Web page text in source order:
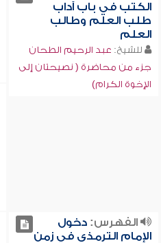
الكتب في باب آداب
طلب العلم وطالب
العلم
للشيخ: عبد الرحيم الطحان
جزء من محاضرة ( نصيحتان إلى
الإخوة الكرام)
الفهرس:دخول
الإمام الترمذي في زمن